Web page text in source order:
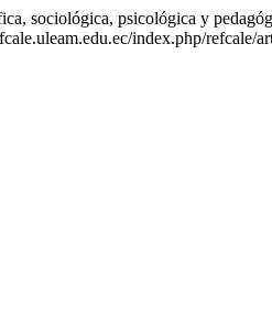
sociológica, psicológica y
index.php/refcale/